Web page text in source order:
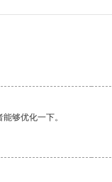
够优化一下。